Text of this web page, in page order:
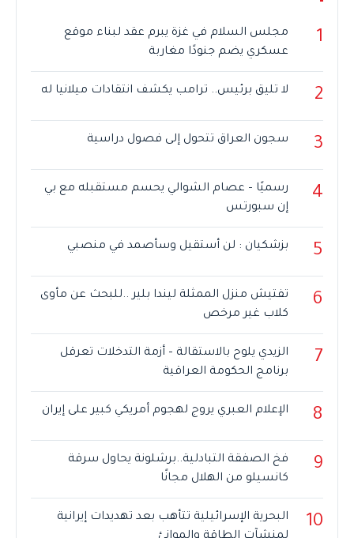
1
مجلس السلام في غزة يبرم عقد لبناء موقع
عسكري يضم جنودًا مغاربة
2 لا تليق برئيس.. ترامب يكشف انتقادات ميلانيا له
3 سجون العراق تتحول إلى فصول دراسية
4
رسميًا – عصام الشوالي يحسم مستقبله مع بي
إن سبورتس
5 بزشكيان : لن أستقيل وسأصمد في منصبي
6
تفتيش منزل الممثلة ليندا بلير ..للبحث عن مأوى
كلاب غير مرخص
7
الزيدي يلوح بالاستقالة – أزمة التدخلات تعرقل
برنامج الحكومة العراقية
8 الإعلام العبري يروج لهجوم أمريكي كبير على إيران
9
فخ الصفقة التبادلية..برشلونة يحاول سرقة
كانسيلو من الهلال مجانًا
10
البحرية الإسرائيلية تتأهب بعد تهديدات إيرانية